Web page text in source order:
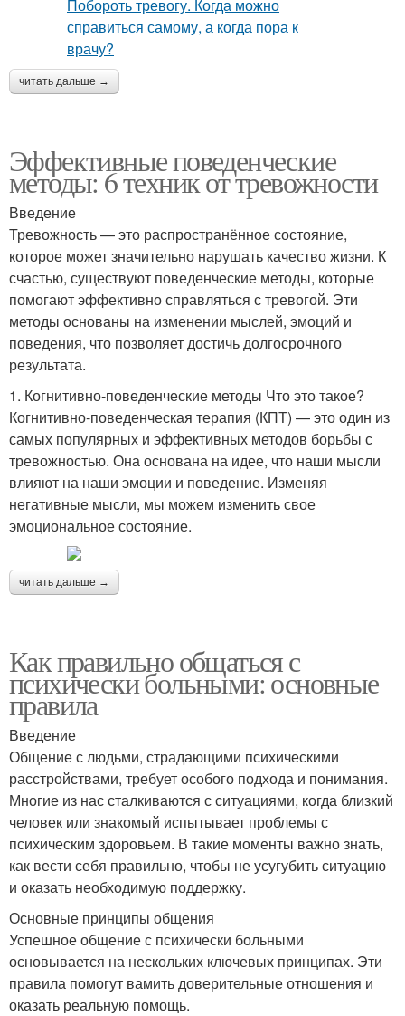
читать дальше →
Эффективные поведенческие
методы: 6 техник от тревожности
Введение
Тревожность — это распространённое состояние,
которое может значительно нарушать качество жизни. К
счастью, существуют поведенческие методы, которые
помогают эффективно справляться с тревогой. Эти
методы основаны на изменении мыслей, эмоций и
поведения, что позволяет достичь долгосрочного
результата.
1. Когнитивно-поведенческие методы Что это такое?
Когнитивно-поведенческая терапия (КПТ) — это один из
самых популярных и эффективных методов борьбы с
тревожностью. Она основана на идее, что наши мысли
влияют на наши эмоции и поведение. Изменяя
негативные мысли, мы можем изменить свое
эмоциональное состояние.
читать дальше →
Как правильно общаться с
психически больными: основные
правила
Введение
Общение с людьми, страдающими психическими
расстройствами, требует особого подхода и понимания.
Многие из нас сталкиваются с ситуациями, когда близкий
человек или знакомый испытывает проблемы с
психическим здоровьем. В такие моменты важно знать,
как вести себя правильно, чтобы не усугубить ситуацию
и оказать необходимую поддержку.
Основные принципы общения
Успешное общение с психически больными
основывается на нескольких ключевых принципах. Эти
правила помогут вамить доверительные отношения и
оказать реальную помощь.